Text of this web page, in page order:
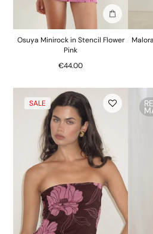
In die
Osuya Minirock in Stencil Flower
Pink
€44.00
SALE